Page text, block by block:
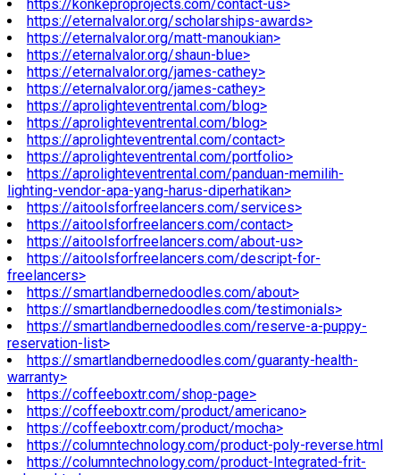
https://konkeproprojects.com/contact-us>
https://eternalvalor.org/scholarships-awards>
https://eternalvalor.org/matt-manoukian>
https://eternalvalor.org/shaun-blue>
https://eternalvalor.org/james-cathey>
https://eternalvalor.org/james-cathey>
https://aprolighteventrental.com/blog>
https://aprolighteventrental.com/blog>
https://aprolighteventrental.com/contact>
https://aprolighteventrental.com/portfolio>
https://aprolighteventrental.com/panduan-memilih-
lighting-vendor-apa-yang-harus-diperhatikan>
https://aitoolsforfreelancers.com/services>
https://aitoolsforfreelancers.com/contact>
https://aitoolsforfreelancers.com/about-us>
https://aitoolsforfreelancers.com/descript-for-
freelancers>
https://smartlandbernedoodles.com/about>
https://smartlandbernedoodles.com/testimonials>
https://smartlandbernedoodles.com/reserve-a-puppy-
reservation-list>
https://smartlandbernedoodles.com/guaranty-health-
warranty>
https://coffeeboxtr.com/shop-page>
https://coffeeboxtr.com/product/americano>
https://coffeeboxtr.com/product/mocha>
https://columntechnology.com/product-poly-reverse.html
https://columntechnology.com/product-Integrated-frit-